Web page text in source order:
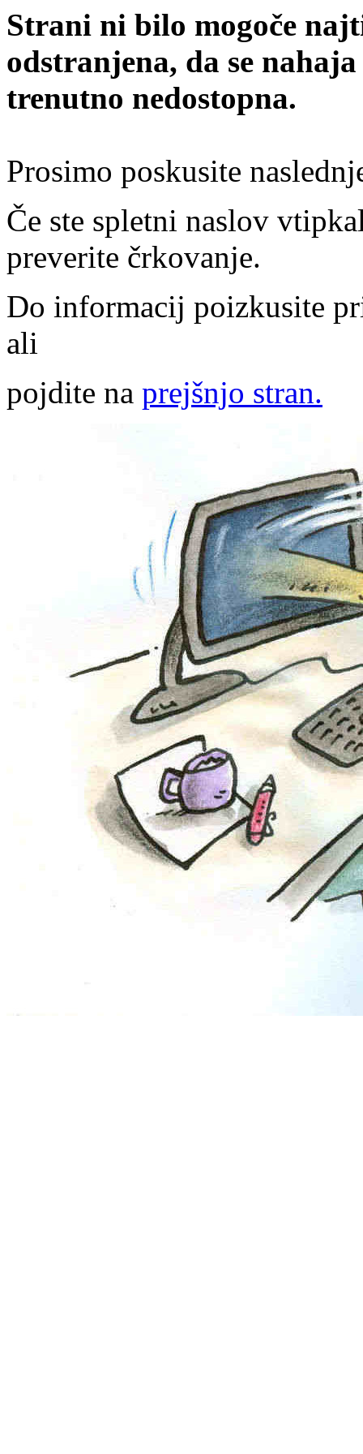
Strani ni bilo mogoče
odstranjena, da se
trenutno nedostopna.
Prosimo poskusite
Če ste spletni naslov
preverite črkovanje.
Do informacij poizkusite
ali
pojdite na prejšnjo stran.